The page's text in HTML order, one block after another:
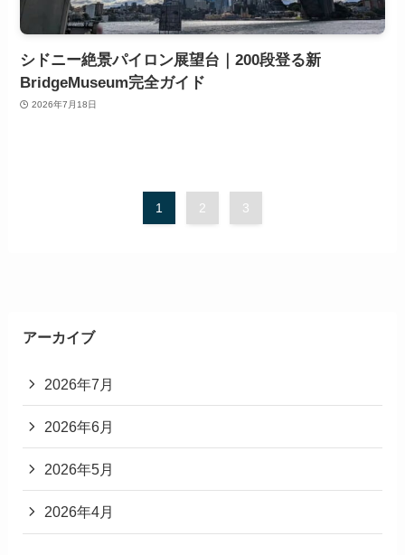
シドニー絶景パイロン展望台｜200段登る新
BridgeMuseum完全ガイド
2026年7月18日
1 2 3
アーカイブ
2026年7月
2026年6月
2026年5月
2026年4月